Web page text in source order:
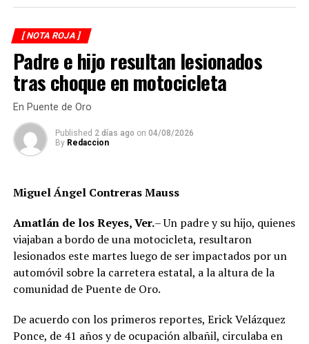
Como resultado del siniestro, dos camionetas quedaron
con daños totales a consecuencia de las llamas. No se
reportaron personas lesionadas ni fue necesario evacuar
la zona.
Las autoridades realizaron una inspección en el
deshuesadero para descartar riesgos adicionales y
determinar las posibles causas que originaron el
incendio.
provocado por una falla mecánica, un cortocircuito o
algún otro factor, por lo que serán las investigaciones
correspondientes las que determinen el origen del
siniestro.
[ NOTA ROJA ]
Padre e hijo resultan lesionados
tras choque en motocicleta
En Puente de Oro
Published 2 días ago on 04/08/2026
By Redaccion
Miguel Ángel Contreras Mauss
Amatlán de los Reyes, Ver.– Un padre y su hijo, quienes
viajaban a bordo de una motocicleta, resultaron
lesionados este martes luego de ser impactados por un
automóvil sobre la carretera estatal, a la altura de la
comunidad de Puente de Oro.
De acuerdo con los primeros reportes, Erick Velázquez
Ponce, de 41 años y de ocupación albañil, circulaba en